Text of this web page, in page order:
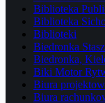
Biblioteka
Biblioteka
Biblioteki
Biedronka
Biedronka,
Biki Motor
Biura
Biura